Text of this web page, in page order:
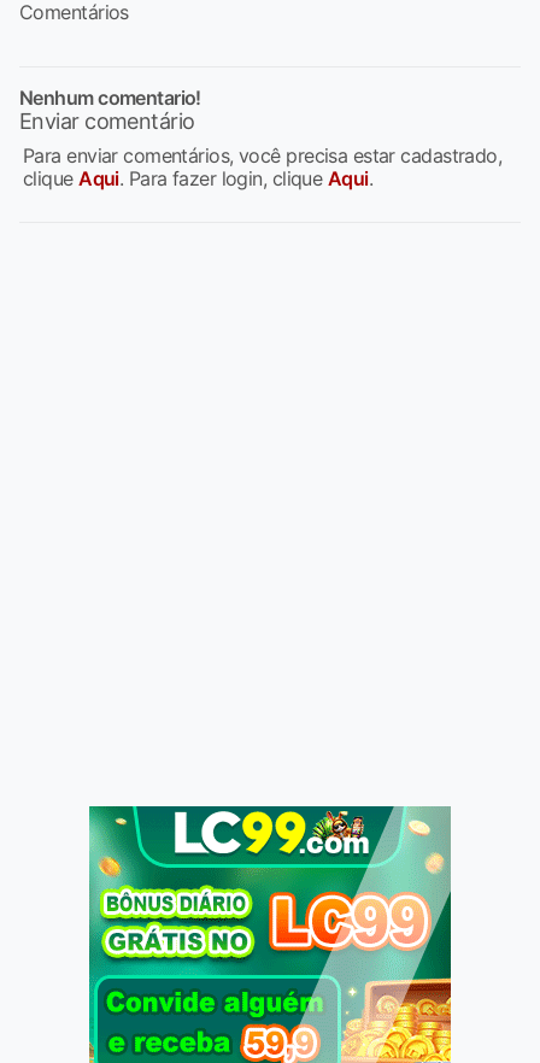
Comentários
Nenhum comentario!
Enviar comentário
Para enviar comentários, você precisa estar cadastrado,
cliqueAqui. Para fazer login, clique Aqui.